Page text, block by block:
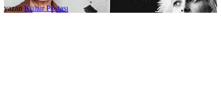
yazan Kültür Postası